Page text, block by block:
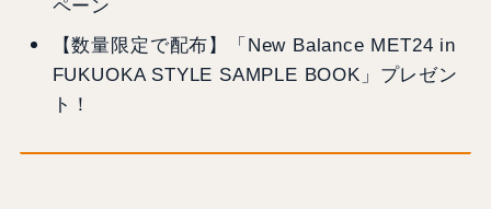
ペーン
【数量限定で配布】「New Balance MET24 in
FUKUOKA STYLE SAMPLE BOOK」プレゼン
ト！